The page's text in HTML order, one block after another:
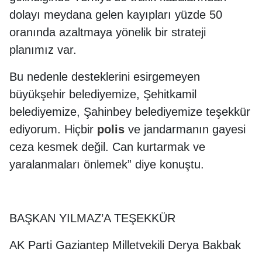
dolayı meydana gelen kayıpları yüzde 50
oranında azaltmaya yönelik bir strateji
planımız var.
Bu nedenle desteklerini esirgemeyen
büyükşehir belediyemize, Şehitkamil
belediyemize, Şahinbey belediyemize teşekkür
ediyorum. Hiçbir polis ve jandarmanın gayesi
ceza kesmek değil. Can kurtarmak ve
yaralanmaları önlemek” diye konuştu.
BAŞKAN YILMAZ’A TEŞEKKÜR
AK Parti Gaziantep Milletvekili Derya Bakbak